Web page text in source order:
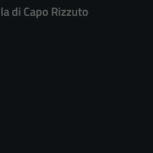
di Capo Rizzuto